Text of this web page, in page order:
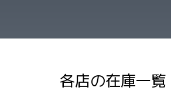
各店の在庫一